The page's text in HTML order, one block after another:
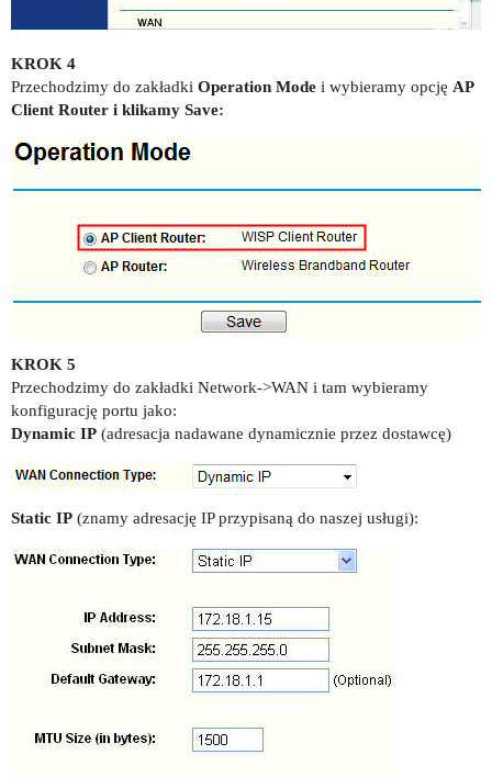
KROK 4
Przechodzimy do zakładki Operation Mode i wybieramy opcję AP
Client Router i klikamy Save:
KROK 5
Przechodzimy do zakładki Network->WAN i tam wybieramy
konfigurację portu jako:
Dynamic IP (adresacja nadawane dynamicznie przez dostawcę)
Static IP (znamy adresację IP przypisaną do naszej usługi):